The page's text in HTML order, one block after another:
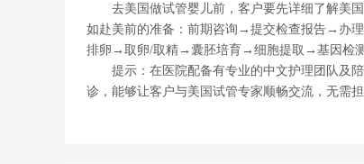
去美国做试管婴儿前，客户要先详细了解美国
如赴美前的准备：前期咨询→提交检查报告→办
排卵→取卵/取精→囊胚培育→细胞提取→基因检
提示：在医院配备有专业的中文护理团队及陪
诊，能够让客户与美国试管专家顺畅交流，无需